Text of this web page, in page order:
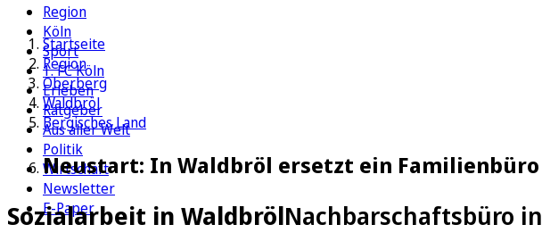
Region
Köln
Sport
1. FC Köln
Erleben
Ratgeber
Aus aller Welt
Politik
Wirtschaft
Newsletter
E-Paper
Startseite
Region
Oberberg
Waldbröl
Bergisches Land
Neustart: In Waldbröl ersetzt ein
Sozialarbeit in WaldbrölNachbarschaftsbüro